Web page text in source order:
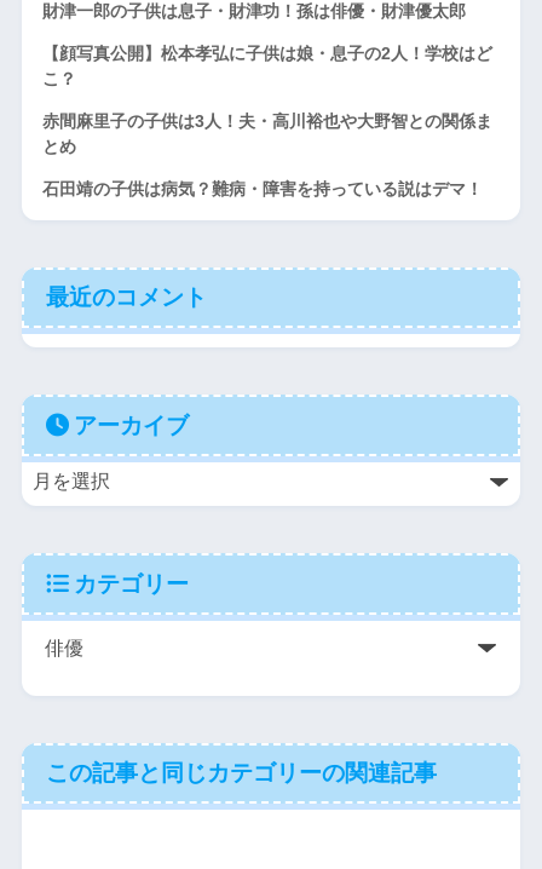
財津一郎の子供は息子・財津功！孫は俳優・財津優太郎
【顔写真公開】松本孝弘に子供は娘・息子の2人！学校はど
こ？
赤間麻里子の子供は3人！夫・高川裕也や大野智との関係ま
とめ
石田靖の子供は病気？難病・障害を持っている説はデマ！
最近のコメント
アーカイブ
カテゴリー
この記事と同じカテゴリーの関連記事